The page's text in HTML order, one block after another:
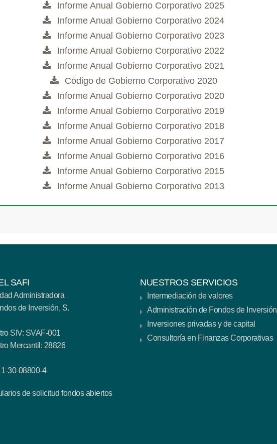
Informe Anual Gobierno Corporativo 2025
Informe Anual Gobierno Corporativo 2024
Informe Anual Gobierno Corporativo 2023
Informe Anual Gobierno Corporativo 2022
Informe Anual Gobierno Corporativo 2021
Código de Gobierno Corporativo 2020
Informe Anual Gobierno Corporativo 2020
Informe Anual Gobierno Corporativo 2019
Informe Anual Gobierno Corporativo 2018
Informe Anual Gobierno Corporativo 2017
Informe Anual Gobierno Corporativo 2016
Informe Anual Gobierno Corporativo 2015
Informe Anual Gobierno Corporativo 2013
SAFI
Administradora
de Inversión, S.
SIV: SVAF-001
Mercantil: 28826
30-08800-4
de solicitud fondos abiertos
NUESTROS SERVICIOS
Intermediación de valores
Administración de Fondos de Inversión
Inversiones privadas y de capital
Consultoría en Finanzas Corporativas